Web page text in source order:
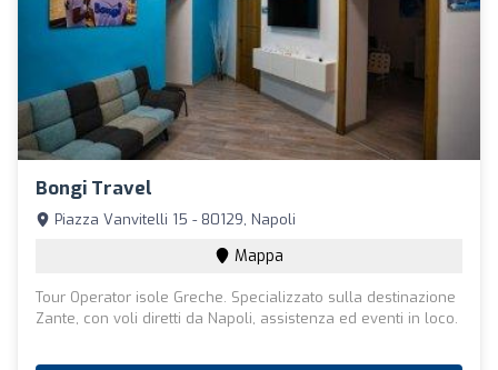
Bongi Travel
Piazza Vanvitelli 15 - 80129, Napoli
Mappa
Tour Operator isole Greche. Specializzato sulla destinazione
Zante, con voli diretti da Napoli, assistenza ed eventi in loco.